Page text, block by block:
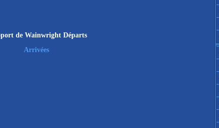
de Wainwright Départs
Arrivées